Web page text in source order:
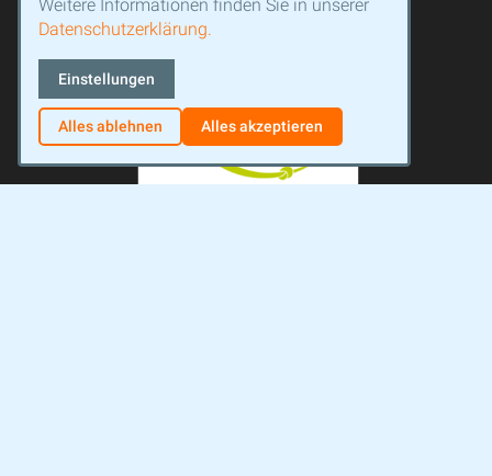
Weitere Informationen finden Sie in unserer
Datenschutzerklärung.
Einstellungen
Alles ablehnen Alles akzeptieren